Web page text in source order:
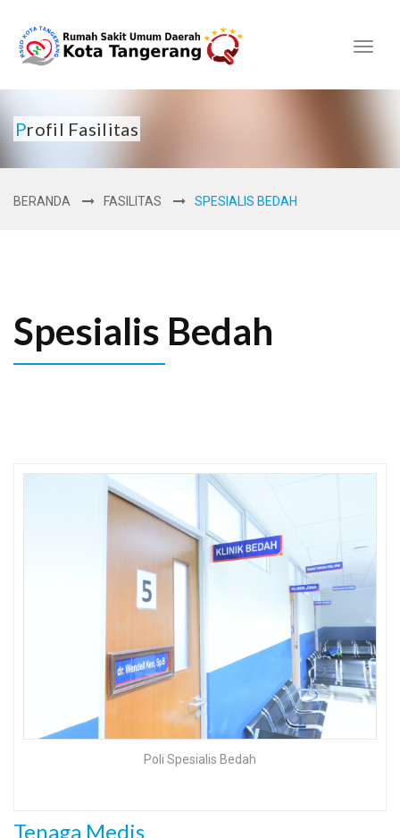
Toggle
Profil Fasilitas
BERANDA FASILITAS SPESIALIS BEDAH
Spesialis Bedah
Poli Spesialis Bedah
Tenaga Medis